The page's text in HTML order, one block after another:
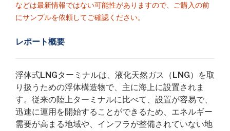
などは最新情報ではない可能性がありますので、ご購入の前
にサンプルを依頼してご確認ください。
レポート概要
浮体式LNGターミナルは、液化天然ガス（LNG）を取
り扱うための浮体構造物で、主に海上に設置されま
す。従来の陸上ターミナルに比べて、設置が容易で、
迅速に運用を開始することができるため、エネルギー
需要が高まる地域や、インフラが整備されていない地